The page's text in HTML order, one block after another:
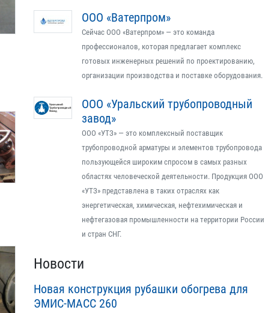
ООО «Ватерпром»
Сейчас ООО «Ватерпром» — это команда
профессионалов, которая предлагает комплекс
готовых инженерных решений по проектированию,
организации производства и поставке оборудования.
ООО «Уральский трубопроводный
завод»
ООО «УТЗ» — это комплексный поставщик
трубопроводной арматуры и элементов трубопровода
пользующейся широким спросом в самых разных
областях человеческой деятельности. Продукция ООО
«УТЗ» представлена в таких отраслях как
энергетическая, химическая, нефтехимическая и
нефтегазовая промышленности на территории России
и стран СНГ.
Новости
Новая конструкция рубашки обогрева для
ЭМИС-МАСС 260